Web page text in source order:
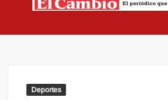
Deportes